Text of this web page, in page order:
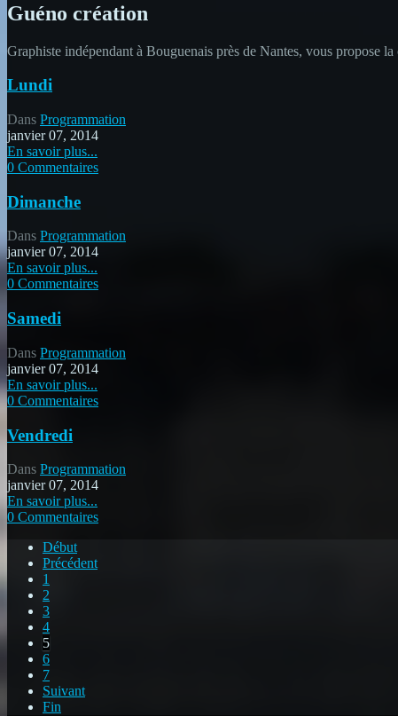
Guéno création
Graphiste indépendant à Bouguenais près de Nantes, vous propose
Lundi
Dans Programmation
janvier 07, 2014
En savoir plus...
0 Commentaires
Dimanche
Dans Programmation
janvier 07, 2014
En savoir plus...
0 Commentaires
Samedi
Dans Programmation
janvier 07, 2014
En savoir plus...
0 Commentaires
Vendredi
Dans Programmation
janvier 07, 2014
En savoir plus...
0 Commentaires
Début
Précédent
1
2
3
4
5
6
7
Suivant
Fin